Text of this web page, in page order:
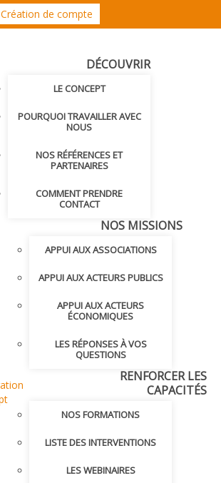
Création de compte
DÉCOUVRIR
LE CONCEPT
POURQUOI TRAVAILLER AVEC
NOUS
NOS RÉFÉRENCES ET
PARTENAIRES
COMMENT PRENDRE
CONTACT
NOS MISSIONS
APPUI AUX ASSOCIATIONS
APPUI AUX ACTEURS PUBLICS
APPUI AUX ACTEURS
ÉCONOMIQUES
LES RÉPONSES À VOS
QUESTIONS
RENFORCER LES
CAPACITÉS
NOS FORMATIONS
LISTE DES INTERVENTIONS
LES WEBINAIRES